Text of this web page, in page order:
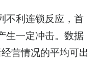
不利连锁反应，首
生一定冲击。数据
营情况的平均可出